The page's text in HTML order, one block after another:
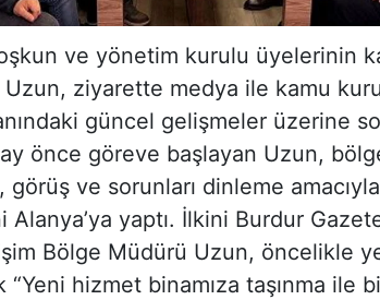
ve yönetim kurulu üyelerinin
ziyarette medya ile kamu
güncel gelişmeler üzerine
ay önce göreve başlayan Uzun,
görüş ve sorunları dinleme
yaptı. İlkini Burdur
Bölge Müdürü Uzun, öncelikle
hizmet binamıza taşınma ile